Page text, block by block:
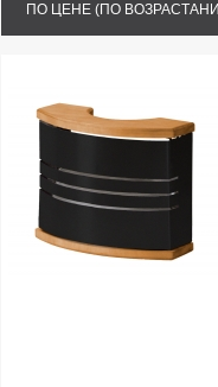
ПО ЦЕНЕ (ПО